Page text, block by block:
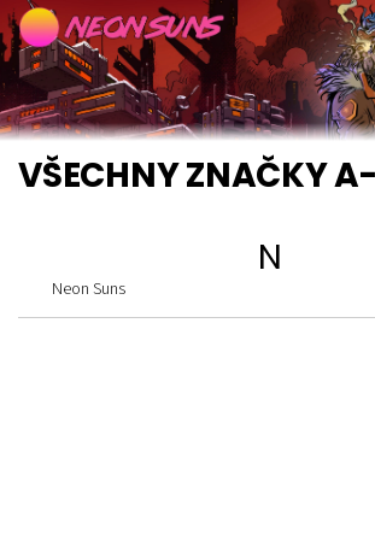
VŠECHNY ZNAČKY
N
Neon Suns